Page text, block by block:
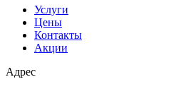
Услуги
Цены
Контакты
Акции
Адрес